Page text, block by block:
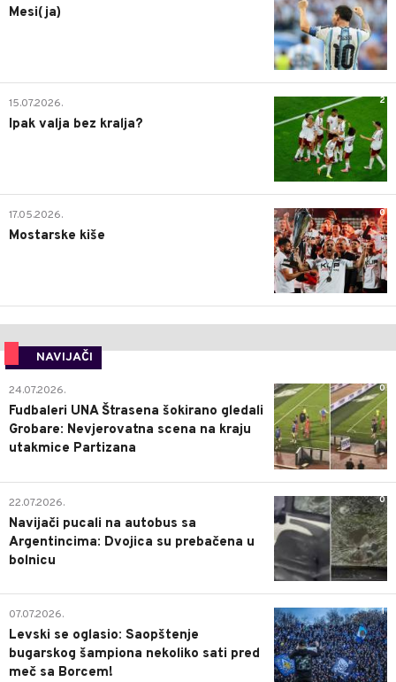
Mesi(ja)
2
15.07.2026.
Ipak valja bez kralja?
0
17.05.2026.
Mostarske kiše
NAVIJAČI
0
24.07.2026.
Fudbaleri UNA Štrasena šokirano gledali
Grobare: Nevjerovatna scena na kraju
utakmice Partizana
0
22.07.2026.
Navijači pucali na autobus sa
Argentincima: Dvojica su prebačena u
bolnicu
1
07.07.2026.
Levski se oglasio: Saopštenje
bugarskog šampiona nekoliko sati pred
meč sa Borcem!